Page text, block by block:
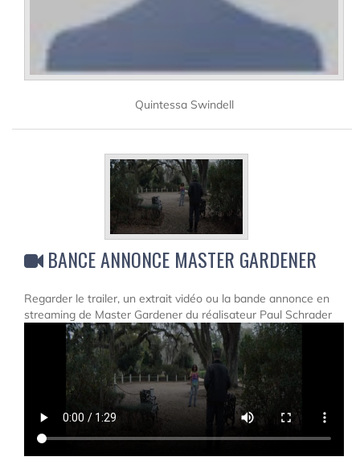
Quintessa Swindell
BANCE ANNONCE MASTER GARDENER
Regarder le trailer, un extrait vidéo ou la bande annonce en
streaming de Master Gardener du réalisateur Paul Schrader